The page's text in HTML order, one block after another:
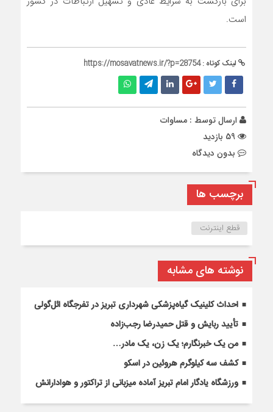
است.
لینک کوتاه :https://mosavatnews.ir/?p=28754
ارسال توسط : مساوات
بدون دیدگاه
برچسب ها
قطع اینترنت
نوشته های مشابه
احداث کلینیک گیاه‌پزشکی شهرداری تبریز در تفرجگاه ائل‌گولی
تأیید ربایش و قتل حمیدرضا رجب‌زاده
من یک خبرنگارم؛ یک زن، یک مادر…
کشف سه کیلوگرم هروئین در اسکو
ورزشگاه یادگار امام تبریز آماده میزبانی از تراکتور و هوادارانش